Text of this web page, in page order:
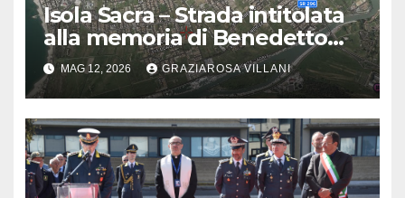
Isola Sacra – Strada intitolata
alla memoria di Benedetto
Compagnone, pioniere della
bonifica
MAG 12, 2026 GRAZIAROSA VILLANI